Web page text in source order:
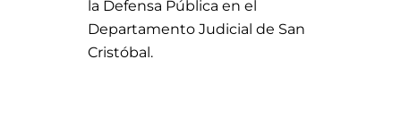
la Defensa Pública en el
Departamento Judicial de San
Cristóbal.